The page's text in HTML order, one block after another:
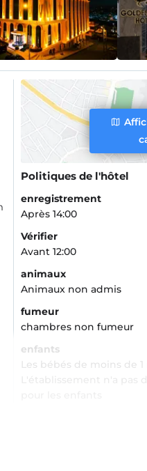
Politiques de l'hôtel
enregistrement
Après 14:00
Vérifier
Avant 12:00
animaux
Animaux non admis
fumeur
chambres non fumeur
enfants
Les bébés de moins de